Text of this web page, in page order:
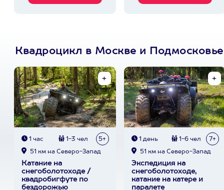
Квадроцикл в Москве и Подмосковье
1 час 1-3 чел 5+
51 км на Северо-Запад
Катание на
снегоболотоходе /
квадробигфуте по
бездорожью
1 день 1-6 чел 7+
51 км на Северо-Запад
Экспедиция на
снегоболотоходе,
катание на катере и
паралете